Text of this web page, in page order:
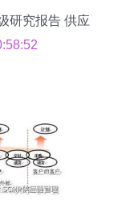
研究报告 供应